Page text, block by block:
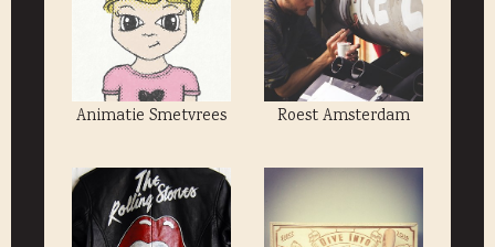
Animatie Smetvrees Roest Amsterdam